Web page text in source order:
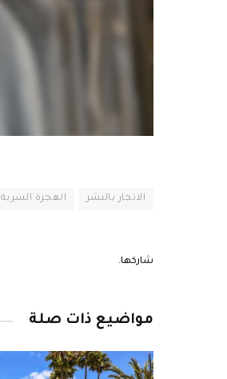
الاتجار بالبشر الهجرة السرية
شاركها.
مواضيع ذات صلة